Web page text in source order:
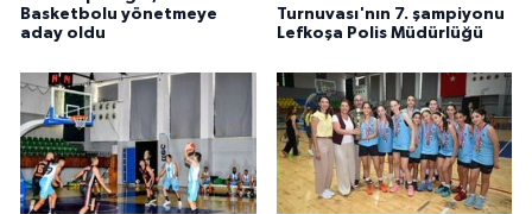
Basketbolu yönetmeye
aday oldu
Turnuvası'nın 7. şampiyonu
Lefkoşa Polis Müdürlüğü